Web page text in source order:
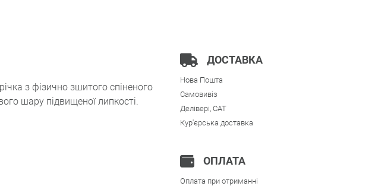
з фізично зшитого спіненого
шару підвищеної липкості.
ДОСТАВКА
Нова Пошта
Самовивіз
Делівері, CAT
Кур'єрська доставка
ОПЛАТА
Оплата при отриманні